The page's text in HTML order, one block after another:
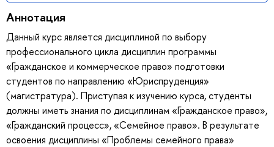
Аннотация
Данный курс является дисциплиной по выбору
профессионального цикла дисциплин программы
«Гражданское и коммерческое право» подготовки
студентов по направлению «Юриспруденция»
(магистратура). Приступая к изучению курса, студенты
должны иметь знания по дисциплинам «Гражданское право»,
«Гражданский процесс», «Семейное право». В результате
освоения дисциплины «Проблемы семейного права»